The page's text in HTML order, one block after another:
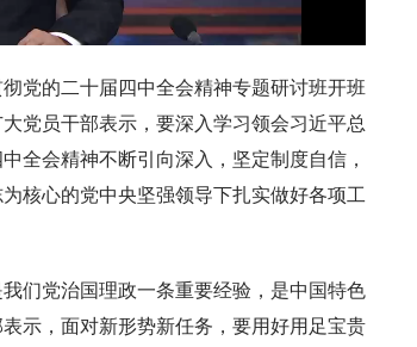
党的二十届四中全会精神专题研讨班开班
党员干部表示，要深入学习领会习近平总
全会精神不断引向深入，坚定制度自信，
核心的党中央坚强领导下扎实做好各项工
们党治国理政一条重要经验，是中国特色
示，面对新形势新任务，要用好用足宝贵